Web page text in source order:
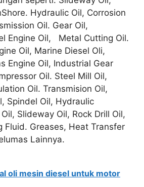
Hydraulic Oil, Corrosion
Oil. Gear Oil,
Engine Oil, Metal Cutting Oil.
Oil, Marine Diesel Oli,
Engine Oil, Industrial Gear
Oil. Steel Mill Oil,
Oil. Transmision Oil,
Spindel Oil, Hydraulic
Slideway Oil, Rock Drill Oil,
Fluid. Greases, Heat Transfer
Lainnya.
oli mesin diesel untuk motor